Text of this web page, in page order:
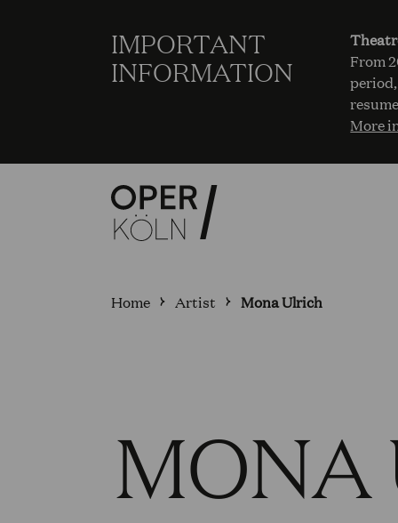
IMPORTANT
INFORMATION
From
More
Home Artist Mona Ulrich
MONA